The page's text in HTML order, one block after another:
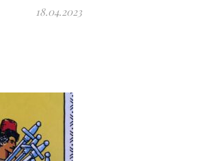
18.04.2023